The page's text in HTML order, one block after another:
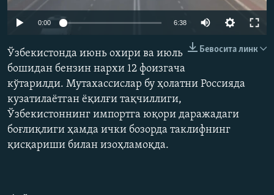
Auto 360p
720p 1080p
0:00 6:38
480p
1080p
Бевосита линк
Ўзбекистонда июнь охири ва июль
бошидан бензин нархи 12 фоизгача
кўтарилди. Мутахассислар бу ҳолатни Россияда
кузатилаётган ёқилғи тақчиллиги,
Ўзбекистоннинг импортга юқори даражадаги
боғлиқлиги ҳамда ички бозорда таклифнинг
қисқариши билан изоҳламоқда.